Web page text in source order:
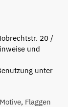
20 /
und
unter
, Flaggen